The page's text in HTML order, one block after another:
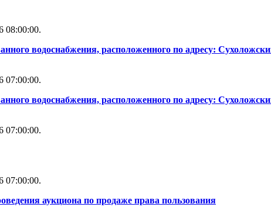
08:00:00.
водоснабжения, расположенного по адресу:
07:00:00.
водоснабжения, расположенного по адресу:
07:00:00.
07:00:00.
аукциона по продаже права пользования